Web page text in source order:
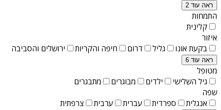
ראה עוד 2
התמחות
קלינית
איזור
בקעת אונו
גליל דרום חיפה והקריות ירושלים והסביבה
ראה עוד 6
מטופל
גיל השלישי
ילדים מבוגרים
מתבגרים
שפה
אנגלית
ספרדית עברית ערבית צרפתית